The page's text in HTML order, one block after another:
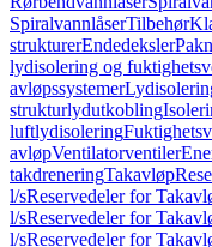
SpiralvannlåserTilbehør
strukturerEndedeksler
lydisolering og
avløpssystemer
strukturlydutkobling
luftlydisolering
avløpVentilatorventiler
takdreneringTakavløp
l/sReservedeler for
l/sReservedeler for
l/sReservedeler for